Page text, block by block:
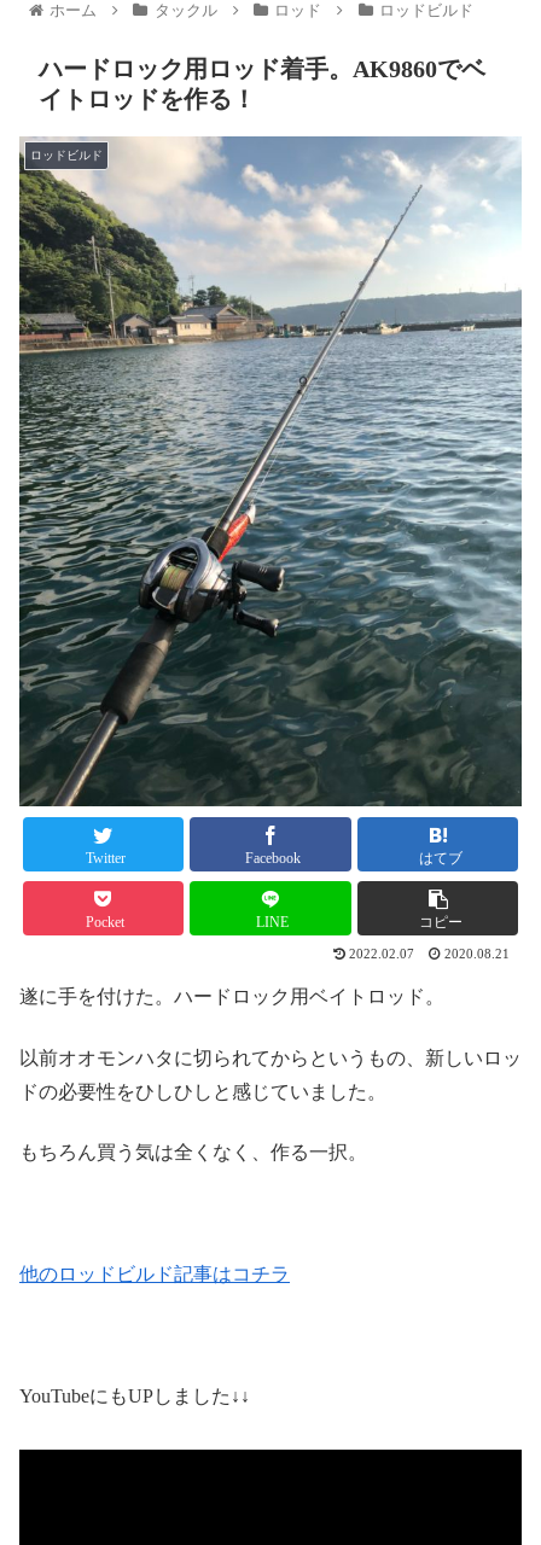
ホーム タックル ロッド ロッドビルド
ハードロック用ロッド着手。AK9860でベ
イトロッドを作る！
ロッドビルド
Twitter Facebook はてブ
Pocket LINE コピー
2022.02.07 2020.08.21
遂に手を付けた。ハードロック用ベイトロッド。
以前オオモンハタに切られてからというもの、新しいロッ
ドの必要性をひしひしと感じていました。
もちろん買う気は全くなく、作る一択。
他のロッドビルド記事はコチラ
YouTubeにもUPしました↓↓